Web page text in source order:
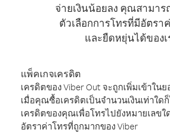
จ่ายเงินน้อยลง คุณสามาร
ตัวเลือกการโทรที่มีอัตรา
และยืดหยุ่นได้ของเ
แพ็คเกจเครดิต
เครดิตของ Viber Out จะถูกเพิ่มเข้าใน
เมื่อคุณซื้อเครดิตเป็นจำนวนเงินเท่าใ
เครดิตของคุณเพื่อโทรไปยังหมายเลข
อัตราค่าโทรที่ถูกมากของ Viber